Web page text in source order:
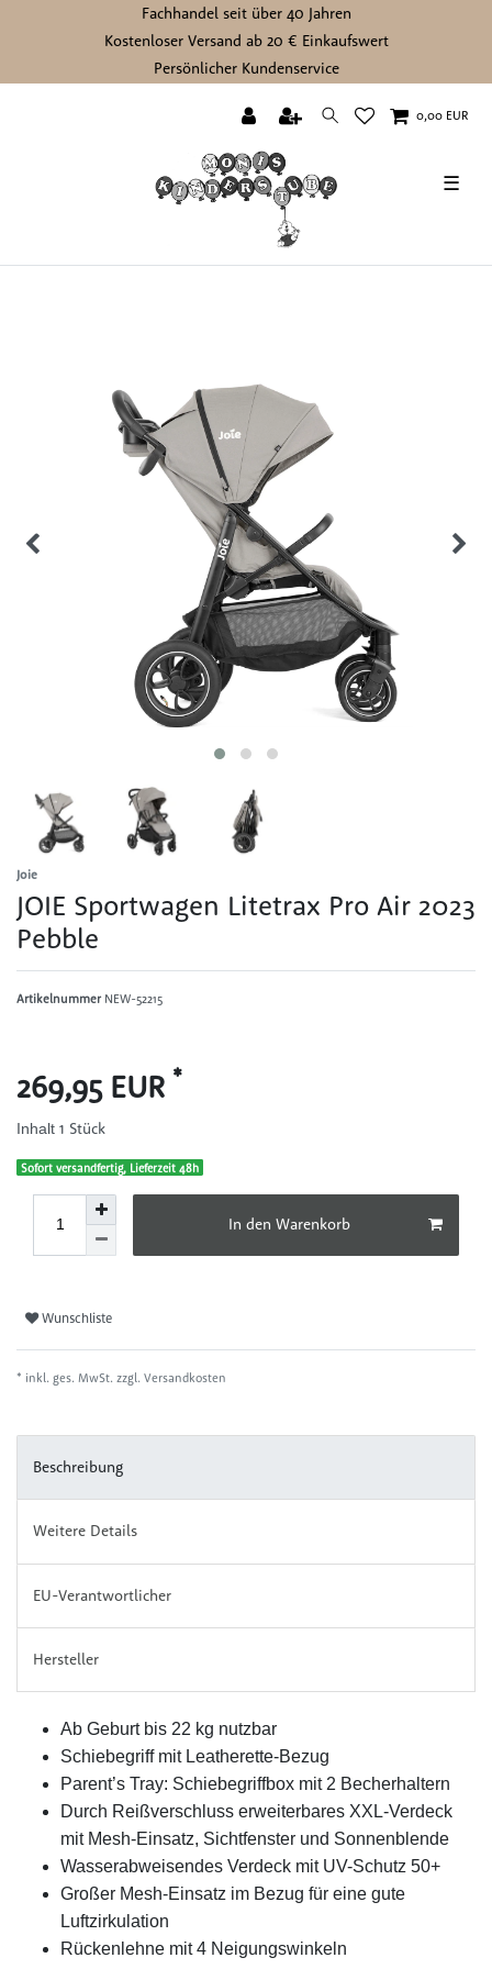
Fachhandel seit über 40 Jahren
Kostenloser Versand ab 20 € Einkaufswert
Persönlicher Kundenservice
0,00 EUR
☰
Joie
JOIE Sportwagen Litetrax Pro Air 2023
Pebble
Artikelnummer NEW-52215
269,95 EUR *
Inhalt 1 Stück
Sofort versandfertig, Lieferzeit 48h
In den Warenkorb
Wunschliste
* inkl. ges. MwSt. zzgl. Versandkosten
Beschreibung
Weitere Details
EU-Verantwortlicher
Hersteller
Ab Geburt bis 22 kg nutzbar
Schiebegriff mit Leatherette-Bezug
Parent’s Tray: Schiebegriffbox mit 2 Becherhaltern
Durch Reißverschluss erweiterbares XXL-Verdeck
mit Mesh-Einsatz, Sichtfenster und Sonnenblende
Wasserabweisendes Verdeck mit UV-Schutz 50+
Großer Mesh-Einsatz im Bezug für eine gute
Luftzirkulation
Rückenlehne mit 4 Neigungswinkeln